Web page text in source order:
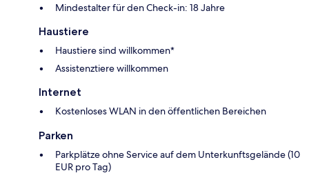
Mindestalter für den Check-in: 18 Jahre
Haustiere
Haustiere sind willkommen*
Assistenztiere willkommen
Internet
Kostenloses WLAN in den öffentlichen Bereichen
Parken
Parkplätze ohne Service auf dem Unterkunftsgelände (10
EUR pro Tag)